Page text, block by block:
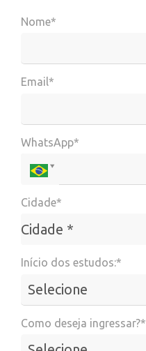
Nome*
Email*
WhatsApp*
Cidade*
Cidade *
Cidade*
Início dos estudos:*
Como deseja ingressar?*